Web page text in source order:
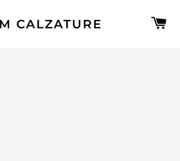
CALZATURE